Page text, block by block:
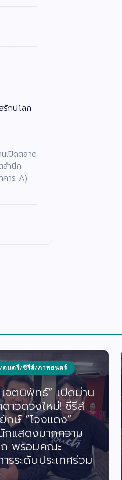
รักษ์โลก
เปิดตลาด
สำนึก
าร A)
/ดนตรี/ซีรีส์/ภาพยนตร์
จตนิพัทธ์” เปิดม่าน
าวดวงใหม่! ซีรีส์
กษ์ “โจงแดง”
กแสดงมากความ
ถ พร้อมคณะ
รระดับประเทศร่วม